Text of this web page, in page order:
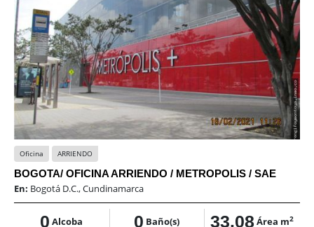
Oficina ARRIENDO
BOGOTA/ OFICINA ARRIENDO / METROPOLIS / SAE
En: Bogotá D.C., Cundinamarca
0 Alcoba 0 Baño(s) 33.08Área m2